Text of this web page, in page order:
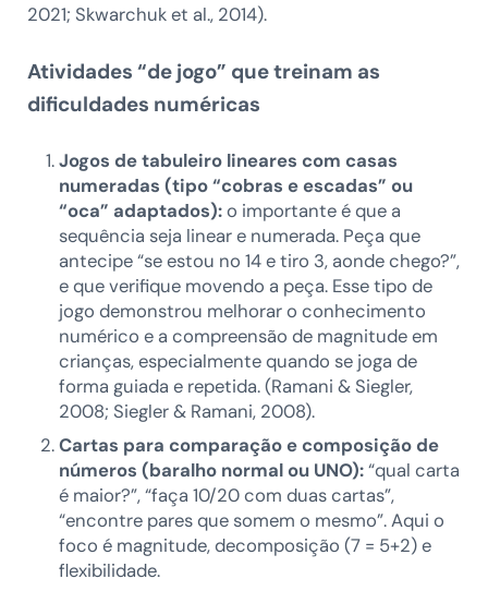
2021; Skwarchuk et al., 2014).
Atividades “de jogo” que treinam as
dificuldades numéricas
Jogos de tabuleiro lineares com casas
numeradas (tipo “cobras e escadas” ou
“oca” adaptados):o importante é que a
sequência seja linear e numerada. Peça que
antecipe “se estou no 14 e tiro 3, aonde chego?”,
e que verifique movendo a peça. Esse tipo de
jogo demonstrou melhorar o conhecimento
numérico e a compreensão de magnitude em
crianças, especialmente quando se joga de
forma guiada e repetida. (Ramani & Siegler,
2008; Siegler & Ramani, 2008).
Cartas para comparação e composição de
números (baralho normal ou UNO):“qual carta
é maior?”, “faça 10/20 com duas cartas”,
“encontre pares que somem o mesmo”. Aqui o
foco é magnitude, decomposição (7 = 5+2) e
flexibilidade.